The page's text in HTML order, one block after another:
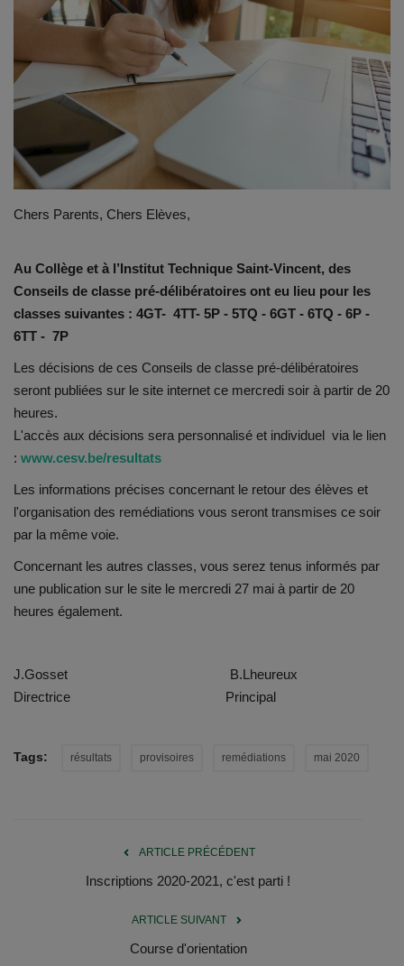
Notre offre d'enseignement (2026)
Association des Parents
Offre d'enseignement & inscriptions
Ancien-ne-s du CES Saint-Vincent
Activation email
Internats
Documents
Services
Chers Parents, Chers Elèves,
Au Collège et à l’Institut Technique Saint-Vincent, des
Conseils de classe pré-délibératoires ont eu lieu pour les
classes suivantes : 4GT- 4TT- 5P - 5TQ - 6GT - 6TQ - 6P -
6TT - 7P
Les décisions de ces Conseils de classe pré-délibératoires
seront publiées sur le site internet ce mercredi soir à partir de 20
heures.
L'accès aux décisions sera personnalisé et individuel via le lien
: www.cesv.be/resultats
Les informations précises concernant le retour des élèves et
l'organisation des remédiations vous seront transmises ce soir
par la même voie.
Concernant les autres classes, vous serez tenus informés par
une publication sur le site le mercredi 27 mai à partir de 20
heures également.
J.Gosset B.Lheureux
Directrice Principal
Tags: résultats provisoires remédiations mai 2020
ARTICLE PRÉCÉDENT
Inscriptions 2020-2021, c'est parti !
ARTICLE SUIVANT
Course d'orientation